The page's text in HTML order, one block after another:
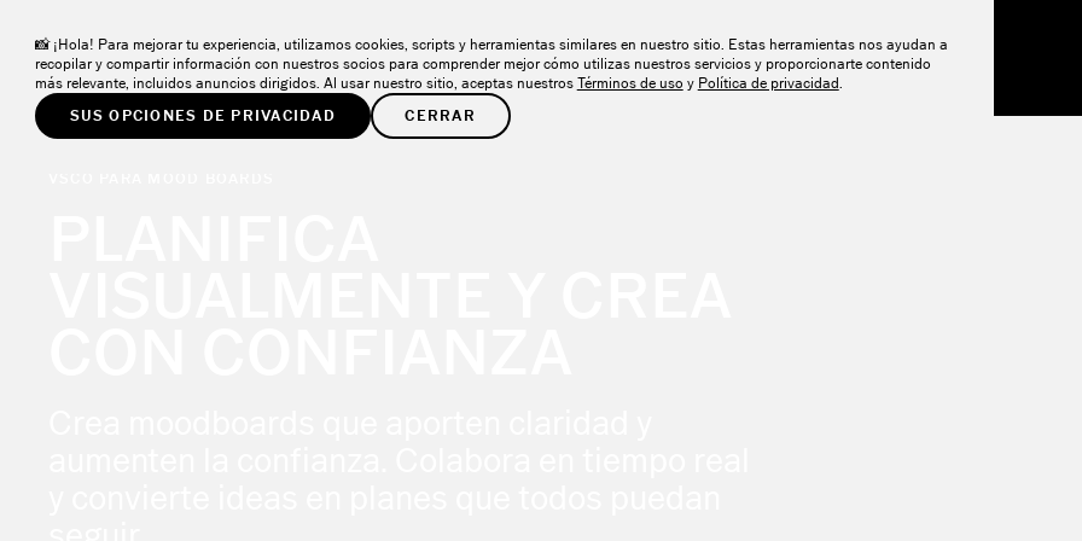
📸 ¡Hola! Para mejorar tu experiencia, utilizamos cookies, scripts y herramientas similares en nuestro sitio. Estas herramientas nos ayudan a
recopilar y compartir información con nuestros socios para comprender mejor cómo utilizas nuestros servicios y proporcionarte contenido
más relevante, incluidos anuncios dirigidos. Al usar nuestro sitio, aceptas nuestros Términos de uso y Política de privacidad
SUS OPCIONES DE PRIVACIDAD
CERRAR
PRODUCTOS SOLUCIONES COMUNIDAD RECURSOS PRECIOS